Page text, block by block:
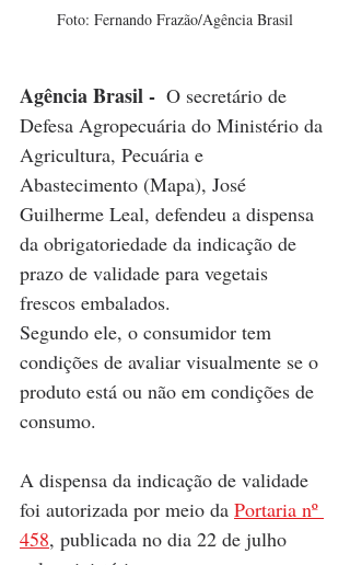
Foto: Fernando Frazão/Agência Brasil
Agência Brasil - O secretário de
Defesa Agropecuária do Ministério da
Agricultura, Pecuária e
Abastecimento (Mapa), José
Guilherme Leal, defendeu a dispensa
da obrigatoriedade da indicação de
prazo de validade para vegetais
frescos embalados.
Segundo ele, o consumidor tem
condições de avaliar visualmente se o
produto está ou não em condições de
consumo.
A dispensa da indicação de validade
foi autorizada por meio da Portaria nº
458, publicada no dia 22 de julho